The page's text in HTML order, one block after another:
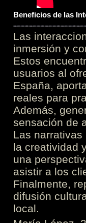
Beneficios de las
Las
inmersión y
Estos
usuarios al
España,
reales para
Además,
sensación de
Las
la creatividad
una
asistir a los
Finalmente,
difusión
local.